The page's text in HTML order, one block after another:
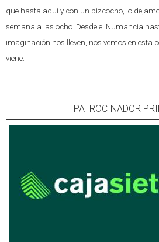
que hasta aquí y con un bizcocho, lo
semana a las ocho. Desde el Numancia
imaginación nos lleven, nos vemos en esta
viene.
PATROCINADOR